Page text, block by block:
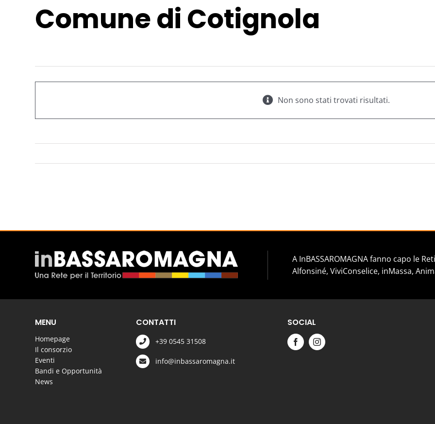
Comune di Cotignola
Non sono stati trovati risultati.
A InBASSAROMAGNA fanno capo le
Alfonsiné, ViviConselice, inMassa,
MENU
Homepage
Il consorzio
Eventi
Bandi e Opportunità
News
CONTATTI
+39 0545 31508
info@inbassaromagna.it
SOCIAL